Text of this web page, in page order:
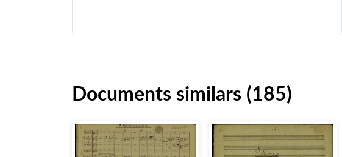
Documents similars (185)